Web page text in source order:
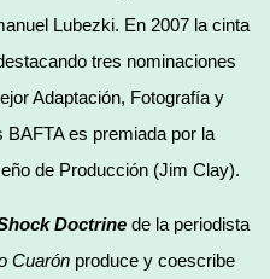
Lubezki. En 2007 la cinta
tres nominaciones
Adaptación, Fotografía y
es premiada por la
de Producción (Jim Clay).
Doctrine de la periodista
Cuarón produce y coescribe